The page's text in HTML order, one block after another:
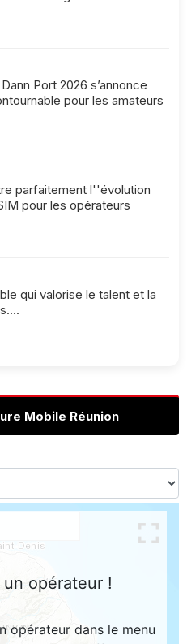
Port 2026 s’annonce
pour les amateurs
parfaitement l''évolution
pour les opérateurs
qui valorise le talent et la
Mobile Réunion